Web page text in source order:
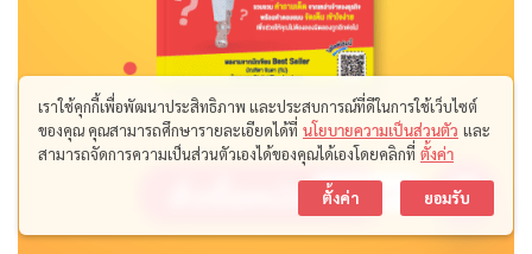
เราใช้คุกกี้เพื่อพัฒนาประสิทธิภาพ และประสบการณ์ที่ดีในการใช้เว็บไซต์
ของคุณ คุณสามารถศึกษารายละเอียดได้ที่ นโยบายความเป็นส่วนตัว และ
สามารถจัดการความเป็นส่วนตัวเองได้ของคุณได้เองโดยคลิกที่ ตั้งค่า
ตั้งค่า ยอมรับ
ติดต่อเรา
Open